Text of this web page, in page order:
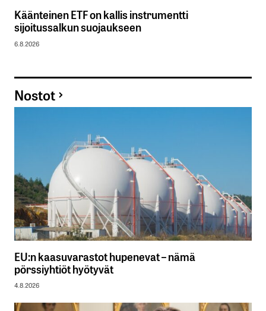
Käänteinen ETF on kallis instrumentti
sijoitussalkun suojaukseen
6.8.2026
Nostot
EU:n kaasuvarastot hupenevat – nämä
pörssiyhtiöt hyötyvät
4.8.2026